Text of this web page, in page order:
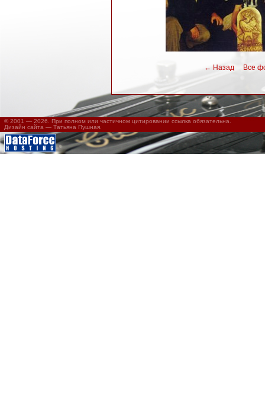
← Назад Все
© 2001 — 2026. При полном или частичном цитировании ссылка обязательна.
Дизайн сайта — Татьяна Пушная